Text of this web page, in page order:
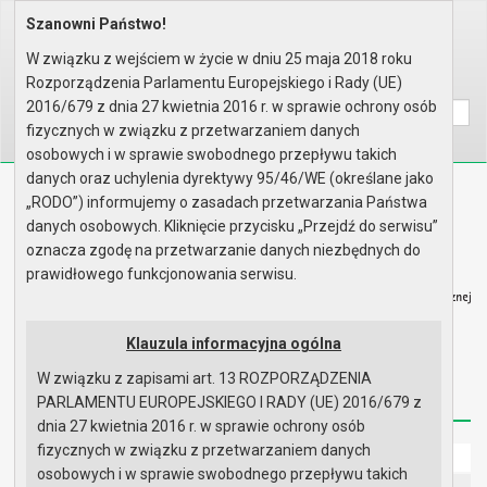
Home Prawo lokalne
Wyszukaj na stronie:
A AA
Biuletyn Informacji Publicznej
Urząd Miasta i Gminy w Gryfinie
Redakcja Instrukcja korzystania Dostępność
Strona główna
Szanowni Państwo!
W związku z wejściem w życie w dniu 25 maja 2018 roku
Rozporządzenia Parlamentu Europejskiego i Rady (UE)
2016/679 z dnia 27 kwietnia 2016 r. w sprawie ochrony osób
fizycznych w związku z przetwarzaniem danych
osobowych i w sprawie swobodnego przepływu takich
danych oraz uchylenia dyrektywy 95/46/WE (określane jako
„RODO”) informujemy o zasadach przetwarzania Państwa
danych osobowych. Kliknięcie przycisku „Przejdź do serwisu”
oznacza zgodę na przetwarzanie danych niezbędnych do
prawidłowego funkcjonowania serwisu.
Klauzula informacyjna ogólna
W związku z zapisami art. 13 ROZPORZĄDZENIA
PARLAMENTU EUROPEJSKIEGO I RADY (UE) 2016/679 z
dnia 27 kwietnia 2016 r. w sprawie ochrony osób
fizycznych w związku z przetwarzaniem danych
osobowych i w sprawie swobodnego przepływu takich